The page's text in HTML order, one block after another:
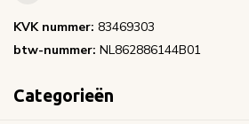
KVK nummer: 83469303
btw-nummer: NL862886144B01
Categorieën